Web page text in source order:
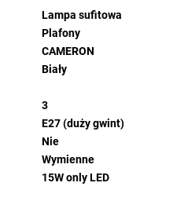
Lampa sufitowa
Plafony
CAMERON
Biały
3
E27 (duży gwint)
Nie
Wymienne
15W only LED